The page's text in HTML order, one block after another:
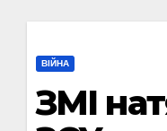
ВІЙНА
ЗМІ